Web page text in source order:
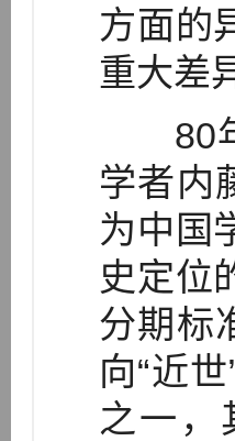
方面的
重大差
80年
学者内
为中国
史定位
分期标
向“近
之一，